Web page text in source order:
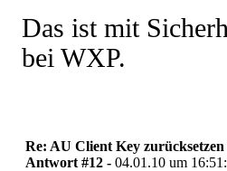
Das ist mit
bei WXP.
Re: AU Client Key zurücksetzen
Antwort #12 - 04.01.10 um